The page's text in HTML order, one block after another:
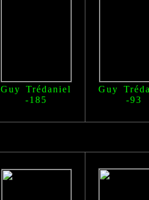
Guy Trédaniel
-185
Guy
-93